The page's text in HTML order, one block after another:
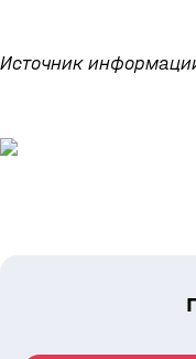
Источник